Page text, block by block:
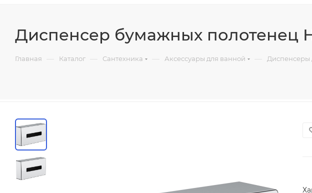
Диспенсер бумажных полотенец
Главная — Каталог — Сантехника — Аксессуары для ванной — Диспенсеры